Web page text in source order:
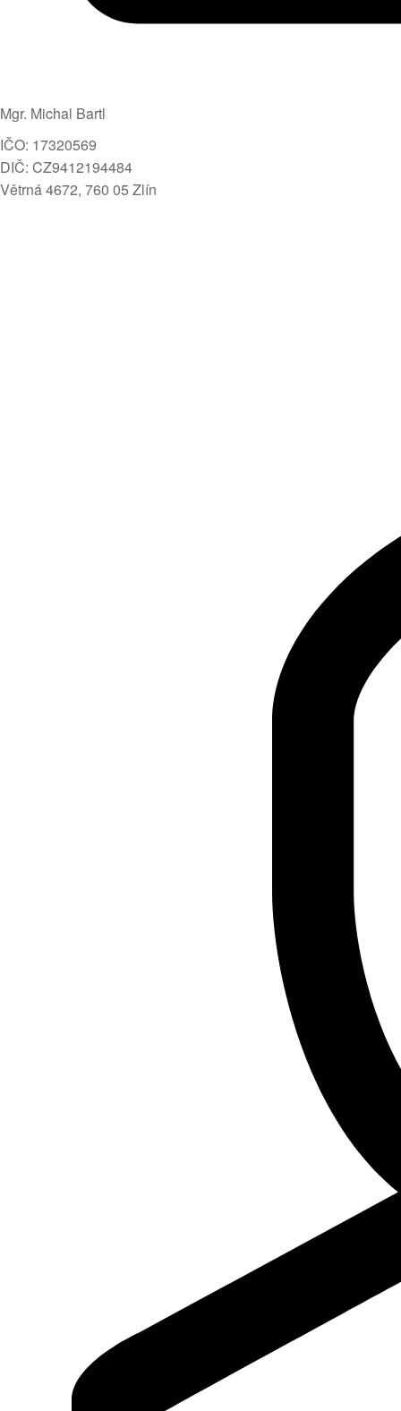
Mgr. Michal Bartl
IČO: 17320569
DIČ: CZ9412194484
Větrná 4672, 760 05 Zlín